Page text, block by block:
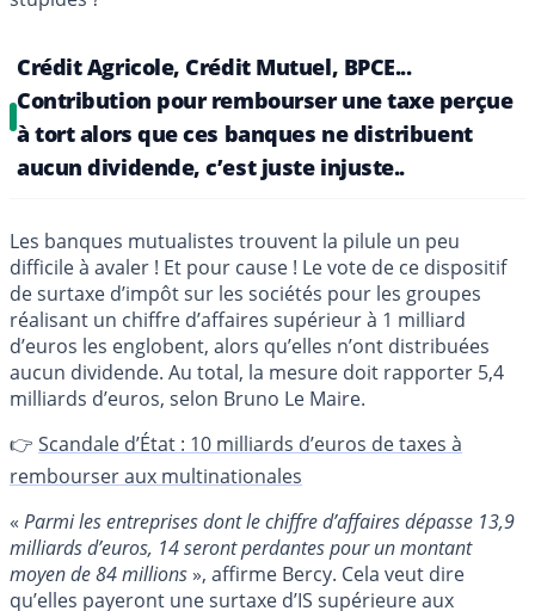
Crédit Agricole, Crédit Mutuel, BPCE...
Contribution pour rembourser une taxe perçue
à tort alors que ces banques ne distribuent
aucun dividende, c’est juste injuste..
Les banques mutualistes trouvent la pilule un peu
difficile à avaler ! Et pour cause ! Le vote de ce dispositif
de surtaxe d’impôt sur les sociétés pour les groupes
réalisant un chiffre d’affaires supérieur à 1 milliard
d’euros les englobent, alors qu’elles n’ont distribuées
aucun dividende. Au total, la mesure doit rapporter 5,4
milliards d’euros, selon Bruno Le Maire.
👉 Scandale d’État : 10 milliards d’euros de taxes à
rembourser aux multinationales
« Parmi les entreprises dont le chiffre d’affaires dépasse 13,9
milliards d’euros, 14 seront perdantes pour un montant
moyen de 84 millions», affirme Bercy. Cela veut dire
qu’elles payeront une surtaxe d’IS supérieure aux